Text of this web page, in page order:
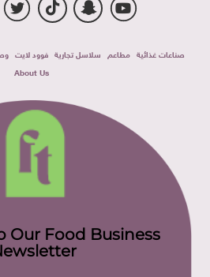
صناعات غذائية مطاعم سلاسل تجارية فوود لايت
About Us
Our Food Business